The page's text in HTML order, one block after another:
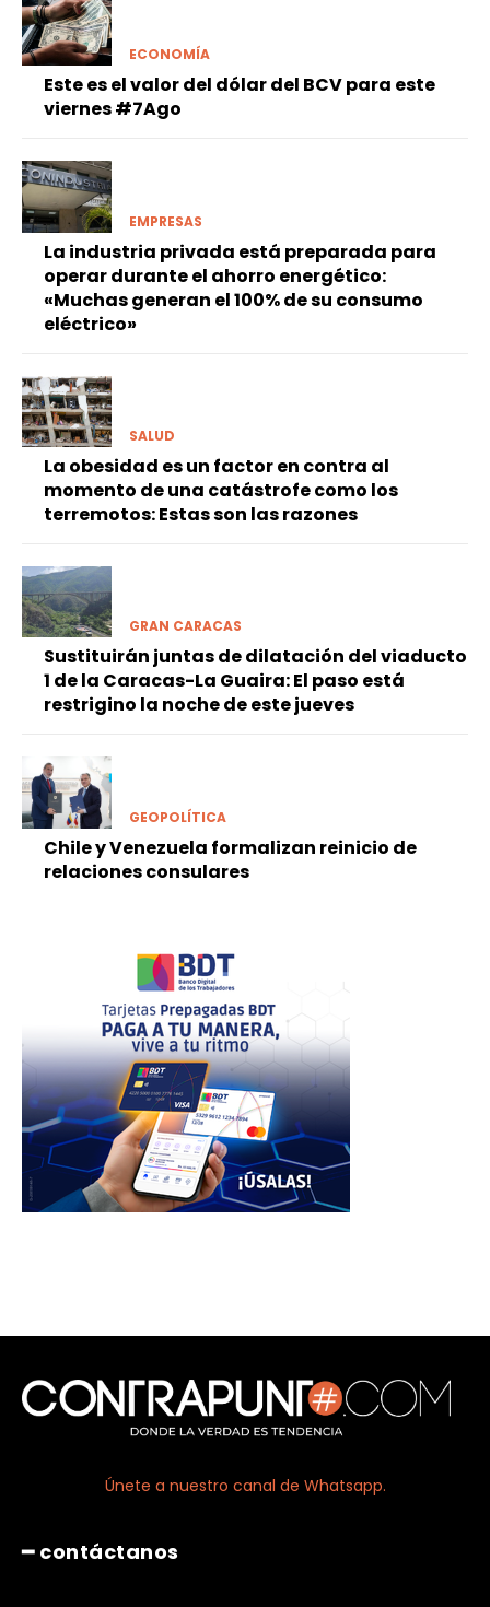
ECONOMÍA
Este es el valor del dólar del BCV para este
viernes #7Ago
EMPRESAS
La industria privada está preparada para
operar durante el ahorro energético:
«Muchas generan el 100% de su consumo
eléctrico»
SALUD
La obesidad es un factor en contra al
momento de una catástrofe como los
terremotos: Estas son las razones
GRAN CARACAS
Sustituirán juntas de dilatación del viaducto
1 de la Caracas-La Guaira: El paso está
restrigino la noche de este jueves
GEOPOLÍTICA
Chile y Venezuela formalizan reinicio de
relaciones consulares
Únete a nuestro canal de Whatsapp.
━ contáctanos